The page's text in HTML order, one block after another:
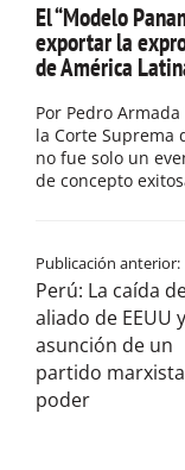
El “Modelo
exportar la
de América
Por Pedro
la Corte Suprema
no fue solo un
de concepto
Publicación anterior:
Perú: La caída
aliado de EEUU
asunción de un
partido
poder